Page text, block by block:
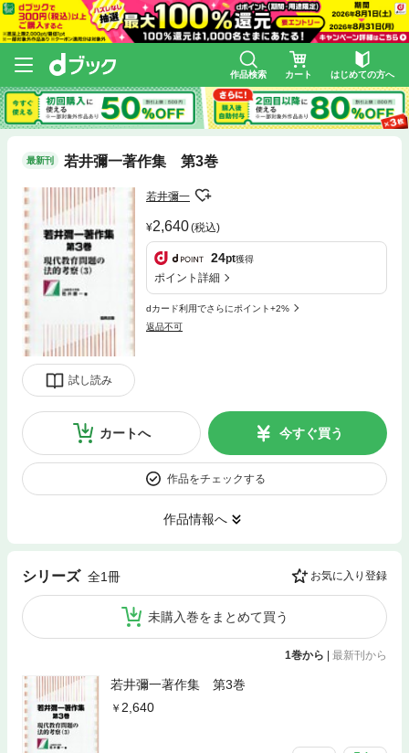
作品検索 カート はじめての方へ
最新刊 若井彌一著作集 第3巻
試し読み
若井彌一
2,640(税込)
24pt獲得
ポイント詳細
dカード利用でさらにポイント+2%
返品不可
カートへ 今すぐ買う
作品をチェックする
作品情報へ
シリーズ 全1冊 お気に入り登録
未購入巻をまとめて買う
1巻から 最新刊から
若井彌一著作集 第3巻
2,640